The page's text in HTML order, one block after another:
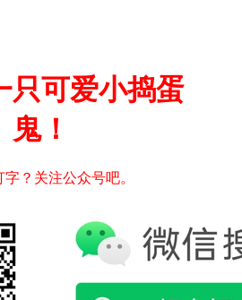
只可爱小捣蛋
鬼！
？关注公众号吧。